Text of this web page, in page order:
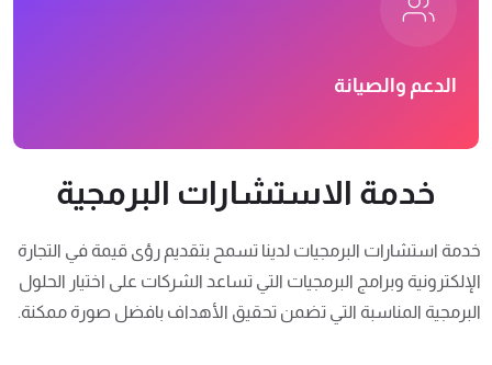
الدعم والصيانة
خدمة الاستشارات البرمجية
خدمة استشارات البرمجيات لدينا تسمح بتقديم رؤى قيمة في التجارة
الإلكترونية وبرامج البرمجيات التي تساعد الشركات على اختيار الحلول
البرمجية المناسبة التي تضمن تحقيق الأهداف بافضل صورة ممكنة.